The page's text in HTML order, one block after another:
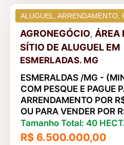
AGRONEGÓCIO, ÁREA
SÍTIO DE ALUGUEL EM
ESMERLADAS. MG
ESMERALDAS /MG -
COM PESQUE E PAGUE
ARRENDAMENTO POR
OU PARA VENDER
Tamanho Total: 40
ALUGUEL ARRENDAMENTO
R$ 6.500.000,00